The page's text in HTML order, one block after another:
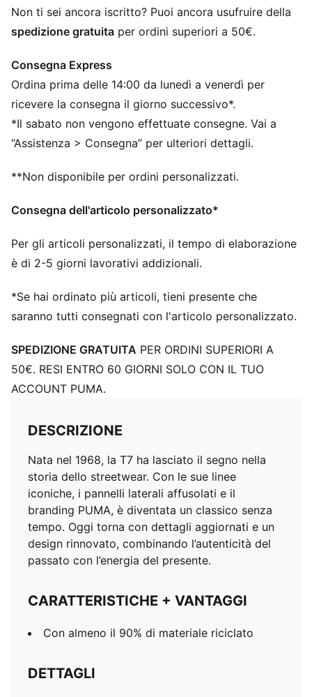
Lunghezza: Corto
Strisce esclusive T7 sulle maniche
Non ti sei ancora iscritto? Puoi ancora usufruire della
spedizione gratuita per ordini superiori a 50€.
Consegna Express
Ordina prima delle 14:00 da lunedì a venerdì per
ricevere la consegna il giorno successivo*.
*Il sabato non vengono effettuate consegne. Vai a
“Assistenza > Consegna” per ulteriori dettagli.
**Non disponibile per ordini personalizzati.
Consegna dell'articolo personalizzato*
Per gli articoli personalizzati, il tempo di elaborazione
è di 2-5 giorni lavorativi addizionali.
*Se hai ordinato più articoli, tieni presente che
saranno tutti consegnati con l'articolo personalizzato.
SPEDIZIONE GRATUITA PER ORDINI SUPERIORI A
50€. RESI ENTRO 60 GIORNI SOLO CON IL TUO
ACCOUNT PUMA.
DESCRIZIONE
Nata nel 1968, la T7 ha lasciato il segno nella
storia dello streetwear. Con le sue linee
iconiche, i pannelli laterali affusolati e il
branding PUMA, è diventata un classico senza
tempo. Oggi torna con dettagli aggiornati e un
design rinnovato, combinando l’autenticità del
passato con l’energia del presente.
CARATTERISTICHE + VANTAGGI
Con almeno il 90% di materiale riciclato
DETTAGLI